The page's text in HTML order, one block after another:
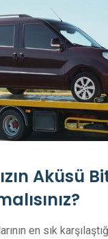
Aküsü
en sık